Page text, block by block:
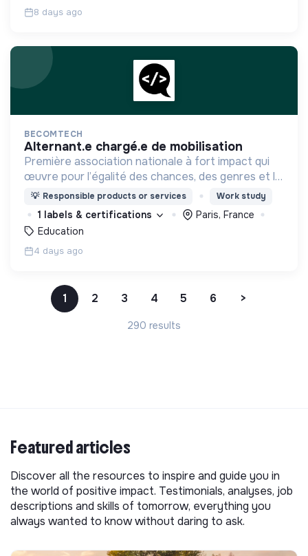
8 days ago
BECOMTECH
alternant.e chargé.e de mobilisation
Première association nationale à fort impact qui
œuvre pour l’égalité des chances, des genres et la
mixité du numérique en initiant les filles et les
femmes de 14 à 25 ans aux métiers du digital.
💡 Responsible products or services Work study
1 labels & certifications
Paris, France
Education
4 days ago
1 2 3 4 5 6 >
290 results
Featured articles
Discover all the resources to inspire and guide you in
the world of positive impact. Testimonials, analyses, job
descriptions and skills of tomorrow, everything you
always wanted to know without daring to ask.